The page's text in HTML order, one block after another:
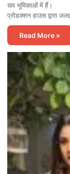
ख्य भूमिकाओं में हैं।
प्रोडक्शन हाउस द्वारा
Read More »